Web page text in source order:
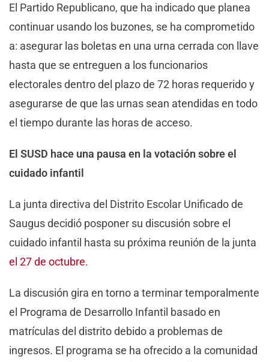
El Partido Republicano, que ha indicado que planea
continuar usando los buzones, se ha comprometido
a: asegurar las boletas en una urna cerrada con llave
hasta que se entreguen a los funcionarios
electorales dentro del plazo de 72 horas requerido y
asegurarse de que las urnas sean atendidas en todo
el tiempo durante las horas de acceso.
El SUSD hace una pausa en la votación sobre el
cuidado infantil
La junta directiva del Distrito Escolar Unificado de
Saugus decidió posponer su discusión sobre el
cuidado infantil hasta su próxima reunión de la junta
el 27 de octubre.
La discusión gira en torno a terminar temporalmente
el Programa de Desarrollo Infantil basado en
matrículas del distrito debido a problemas de
ingresos. El programa se ha ofrecido a la comunidad